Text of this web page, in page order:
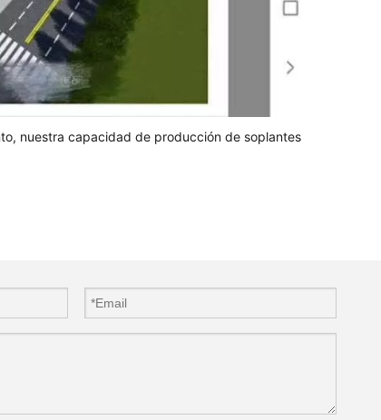
nuestra capacidad de producción de soplantes